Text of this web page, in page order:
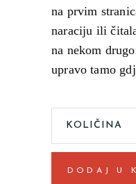
na prvim
naraciju ili
na nekom
upravo tamo
DODAJ U